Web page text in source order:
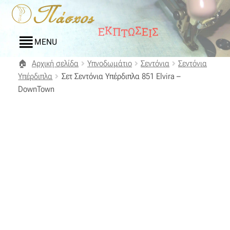
Απευθείας
μετάβαση
στην
πλοήγηση
Μετάβαση
σε
περιεχόμενο
MENU
Αρχική
Blog
Αρχική σελίδα Υπνοδωμάτιο Σεντόνια
Σεντόνια
Υπέρδιπλα
Σετ Σεντόνια Υπέρδιπλα 851 Elvira –
DownTown